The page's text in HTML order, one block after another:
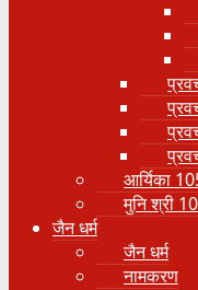
आर्यिका
मुनि श्री
जैन धर्म
जैन धर्म
नामकरण